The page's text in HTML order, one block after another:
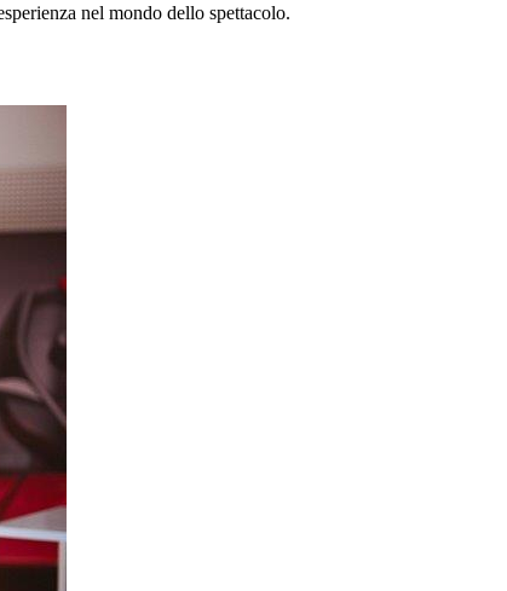
nel mondo dello spettacolo.